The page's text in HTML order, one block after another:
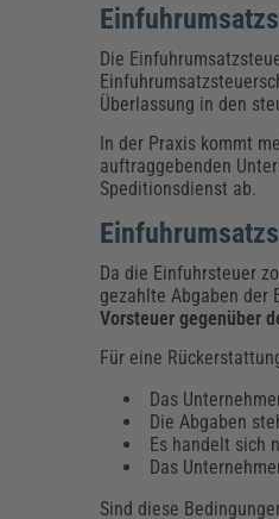
Die
Überlassung in den
In der Praxis kommt
auftraggebenden
Speditionsdienst ab.
Da die Einfuhrsteuer
gezahlte Abgaben der
Vorsteuer gegenüber
Für eine
Das
Die Abgaben
Es handelt sich
Das
Sind diese